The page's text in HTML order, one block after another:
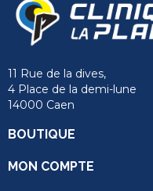
11 Rue de la dives,
4 Place de la demi-lune
14000 Caen
BOUTIQUE
MON COMPTE